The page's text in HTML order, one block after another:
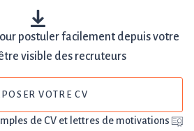
postuler facilement depuis votre
visible des recruteurs
VOTRE CV
de CV et lettres de motivations